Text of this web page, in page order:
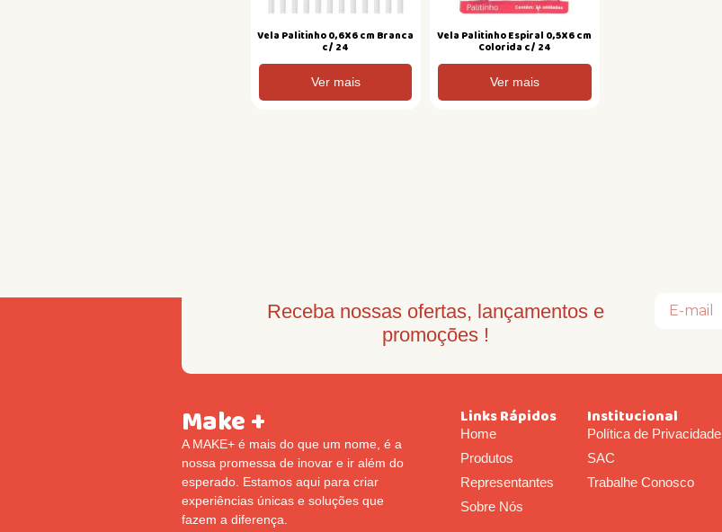
Vela Palitinho 0,6X6 cm Branca
c/ 24
Ver mais
Vela Palitinho Espiral 0,5X6 cm
Colorida c/ 24
Ver mais
Receba nossas ofertas, lançamentos e
promoções !
Make +
A MAKE+ é mais do que um nome, é a
nossa promessa de inovar e ir além do
esperado. Estamos aqui para criar
experiências únicas e soluções que
fazem a diferença.
Links Rápidos
Home
Produtos
Representantes
Sobre Nós
Institucional
Política de Privacidade
SAC
Trabalhe Conosco